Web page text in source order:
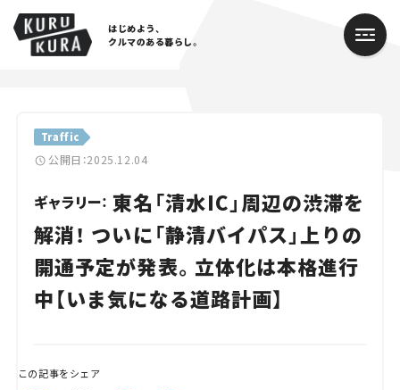
はじめよう、
クルマのある暮らし。
Traffic
公開日：2025.12.04
ギャラリー： 東名「清水IC」周辺の渋滞を
解消！ ついに「静清バイパス」上りの
開通予定が発表。立体化は本格進行
中【いま気になる道路計画】
この記事をシェア
Cars
Lifestyle
Traffic
Special
Campaign